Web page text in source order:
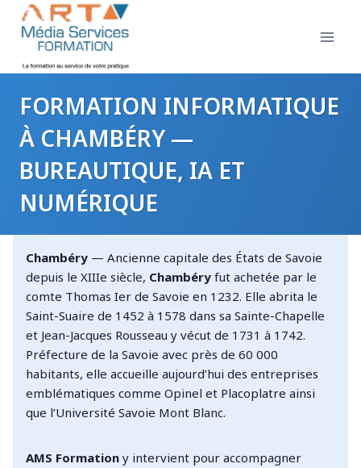
Aller
contenu
FORMATION INFORMATIQUE
À CHAMBÉRY —
BUREAUTIQUE, IA ET
NUMÉRIQUE
Chambéry — Ancienne capitale des États de Savoie
depuis le XIIIe siècle, Chambéry fut achetée par le
comte Thomas Ier de Savoie en 1232. Elle abrita le
Saint-Suaire de 1452 à 1578 dans sa Sainte-Chapelle
et Jean-Jacques Rousseau y vécut de 1731 à 1742.
Préfecture de la Savoie avec près de 60 000
habitants, elle accueille aujourd’hui des entreprises
emblématiques comme Opinel et Placoplatre ainsi
que l’Université Savoie Mont Blanc.
AMS Formation y intervient pour accompagner